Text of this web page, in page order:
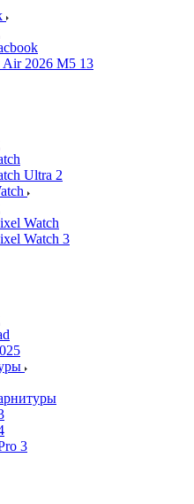
Air 2026 M5 13
Ultra 2
Watch
Watch 3
3